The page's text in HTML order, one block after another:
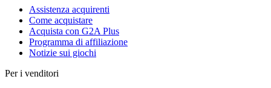
Assistenza acquirenti
Come acquistare
Acquista con G2A Plus
Programma di affiliazione
Notizie sui giochi
Per i venditori